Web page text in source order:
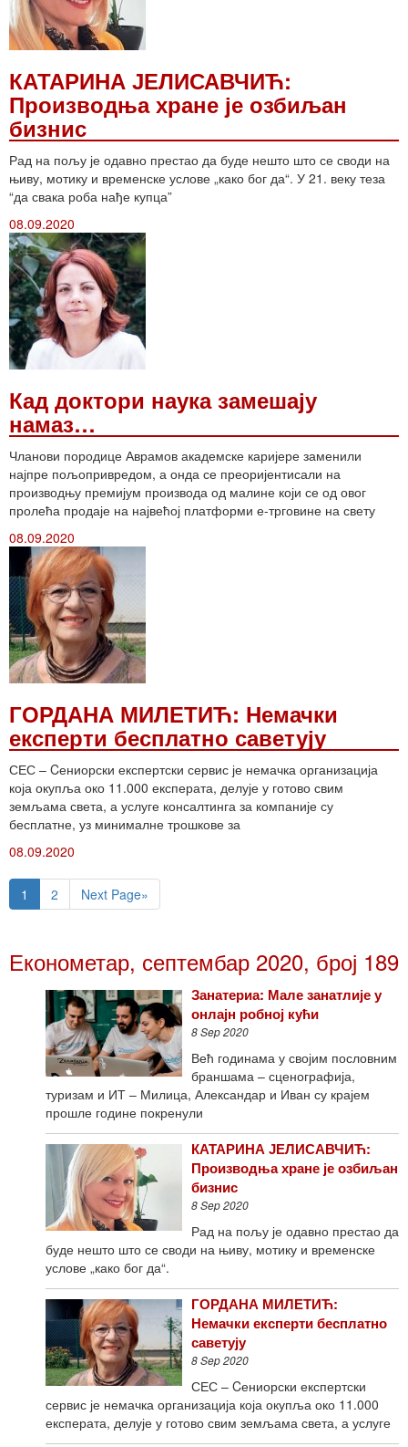
КАТАРИНА ЈЕЛИСАВЧИЋ:
Производња хране је озбиљан
бизнис
Рад на пољу је одавно престао да буде нешто што се своди на
њиву, мотику и временске услове „како бог да“. У 21. веку теза
“да свака роба нађе купца”
08.09.2020
Кад доктори наука замешају
намаз…
Чланови породице Аврамов академске каријере заменили
најпре пољопривредом, а онда се преоријентисали на
производњу премијум производа од малине који се од овог
пролећа продаје на највећој платформи е-трговине на свету
08.09.2020
ГОРДАНА МИЛЕТИЋ: Немачки
експерти бесплатно саветују
СЕС – Cениорски експертски сервис је немачка организација
која окупља око 11.000 експерата, делује у готово свим
земљама света, а услуге консалтинга за компаније су
бесплатне, уз минималне трошкове за
08.09.2020
1 2 Next Page»
Економетар, септембар 2020, број 189
Занатериа: Мале занатлије у
онлајн робној кући
8 Sep 2020
Већ годинама у својим пословним
браншама – сценографија,
туризам и ИТ – Милица, Александар и Иван су крајем
прошле године покренули
КАТАРИНА ЈЕЛИСАВЧИЋ:
Производња хране је озбиљан
бизнис
8 Sep 2020
Рад на пољу је одавно престао да
буде нешто што се своди на њиву, мотику и временске
услове „како бог да“.
ГОРДАНА МИЛЕТИЋ:
Немачки експерти бесплатно
саветују
8 Sep 2020
СЕС – Cениорски експертски
сервис је немачка организација која окупља око 11.000
експерата, делује у готово свим земљама света, а услуге